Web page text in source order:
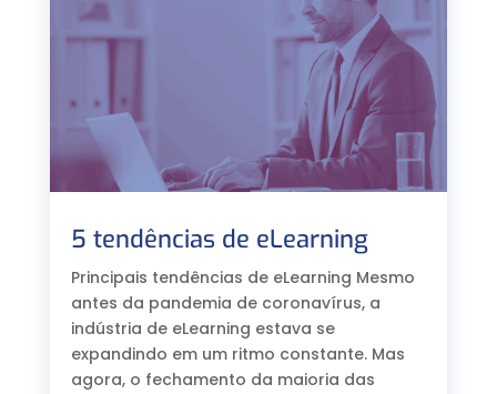
5 tendências de eLearning
Principais tendências de eLearning Mesmo
antes da pandemia de coronavírus, a
indústria de eLearning estava se
expandindo em um ritmo constante. Mas
agora, o fechamento da maioria das